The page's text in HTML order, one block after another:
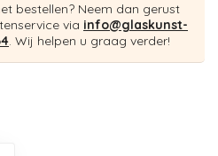
bestellen? Neem dan gerust
via info@glaskunst-
. Wij helpen u graag verder!